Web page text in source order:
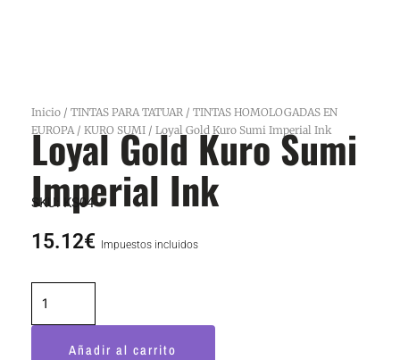
Inicio / TINTAS PARA TATUAR / TINTAS HOMOLOGADAS EN
EUROPA/ KURO SUMI / Loyal Gold Kuro Sumi Imperial Ink
Loyal Gold Kuro Sumi
Imperial Ink
SKU:KS04
15.12€ Impuestos incluidos
Gold
Añadir al carrito